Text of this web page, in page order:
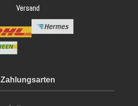
Versand
Zahlungsarten